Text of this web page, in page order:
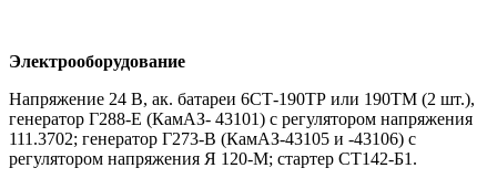
Электрооборудование
Напряжение 24 В, ак. батареи 6СТ-190ТР или 190TM (2 шт.),
генератор Г288-Е (КамАЗ- 43101) с регулятором напряжения
111.3702; генератор Г273-В (КамАЗ-43105 и -43106) с
регулятором напряжения Я 120-М; стартер СТ142-Б1.